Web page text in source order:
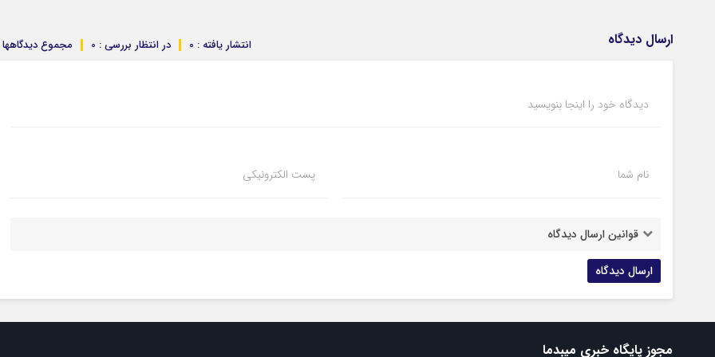
ارسال دیدگاه مجموع دیدگاهها در انتظار بررسی : 0 انتشار یافته : ۰
دیدگاه خود را اینجا بنویسید
نام شما پست الکترونیکی
قوانین ارسال دیدگاه
مجوز پایگاه خبری میبدما